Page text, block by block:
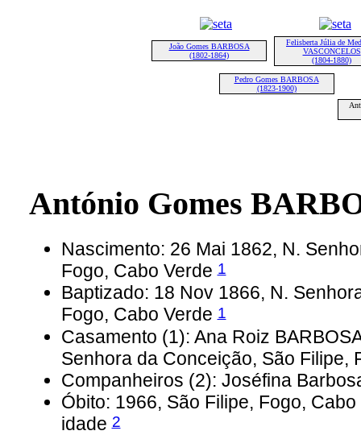
João Gomes BARBOSA
(1802-1864)
Felisberta Júlia de
VASCONCELOS
(1804-1880)
Pedro Gomes BARBOSA
(1823-1900)
António Gomes
Nascimento: 26 Mai 1862, N.
Fogo, Cabo Verde1
Baptizado: 18 Nov 1866, N.
Fogo, Cabo Verde1
Casamento (1): Ana Roiz
Senhora da Conceição, São Filipe,
Companheiros (2): Joséfina
Óbito: 1966, São Filipe, Fogo,
idade2